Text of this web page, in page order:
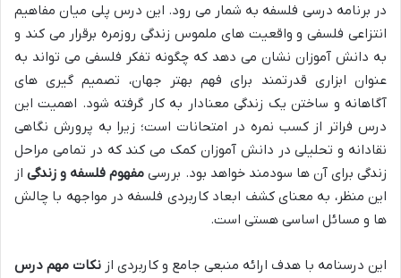
در برنامه درسی فلسفه به شمار می رود. این درس پلی میان مفاهیم
انتزاعی فلسفی و واقعیت های ملموس زندگی روزمره برقرار می کند و
به دانش آموزان نشان می دهد که چگونه تفکر فلسفی می تواند به
عنوان ابزاری قدرتمند برای فهم بهتر جهان، تصمیم گیری های
آگاهانه و ساختن یک زندگی معنادار به کار گرفته شود. اهمیت این
درس فراتر از کسب نمره در امتحانات است؛ زیرا به پرورش ‌نگاهی
نقادانه و تحلیلی در دانش آموزان کمک می کند که در تمامی مراحل
زندگی برای آن ها سودمند خواهد بود. بررسی مفهوم فلسفه و زندگیاز
این منظر، به معنای کشف ابعاد کاربردی فلسفه در مواجهه با چالش
ها و مسائل اساسی هستی است.
این درسنامه با هدف ارائه منبعی جامع و کاربردی از نکات مهم درس